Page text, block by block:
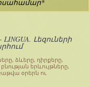
Լեզուների
ձևերը, դիրքերը,
երևույթները,
օրերն ու